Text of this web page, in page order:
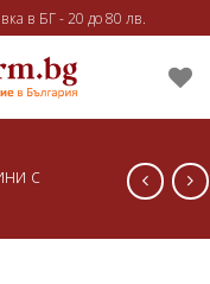
в БГ - 20 до 80 лв.
с